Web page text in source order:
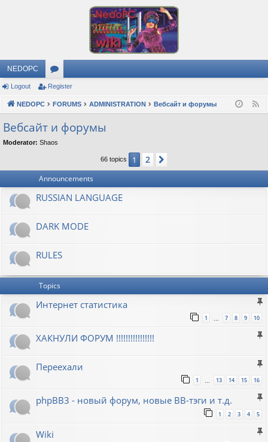
NEDOPC
or
u
s
Logout Register
NEDOPC FORUMS ADMINISTRATION Вебсайт и форумы
Вебсайт и форумы
Moderator: Shaos
66 topics 1 2
Announcements
RUSSIAN LANGUAGE
DARK MODE
RULES
Topics
Интернет статистика
1 … 7 8 9 10
ХАКНУЛИ ФОРУМ !!!!!!!!!!!!!!!!
Переехали
1 … 13 14 15 16
phpBB3 - новый форум, новые BB-тэги и т.д.
1 2 3 4 5
Wiki